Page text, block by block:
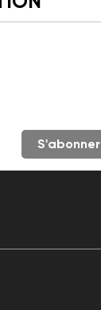
S'abonner